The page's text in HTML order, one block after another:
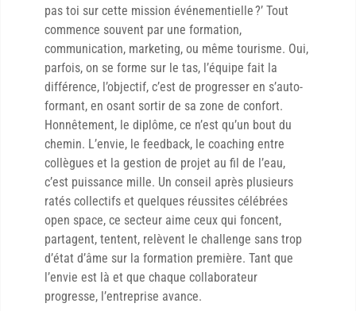
pas toi sur cette mission événementielle ?’ Tout
commence souvent par une formation,
communication, marketing, ou même tourisme. Oui,
parfois, on se forme sur le tas, l’équipe fait la
différence, l’objectif, c’est de progresser en s’auto-
formant, en osant sortir de sa zone de confort.
Honnêtement, le diplôme, ce n’est qu’un bout du
chemin. L’envie, le feedback, le coaching entre
collègues et la gestion de projet au fil de l’eau,
c’est puissance mille. Un conseil après plusieurs
ratés collectifs et quelques réussites célébrées
open space, ce secteur aime ceux qui foncent,
partagent, tentent, relèvent le challenge sans trop
d’état d’âme sur la formation première. Tant que
l’envie est là et que chaque collaborateur
progresse, l’entreprise avance.